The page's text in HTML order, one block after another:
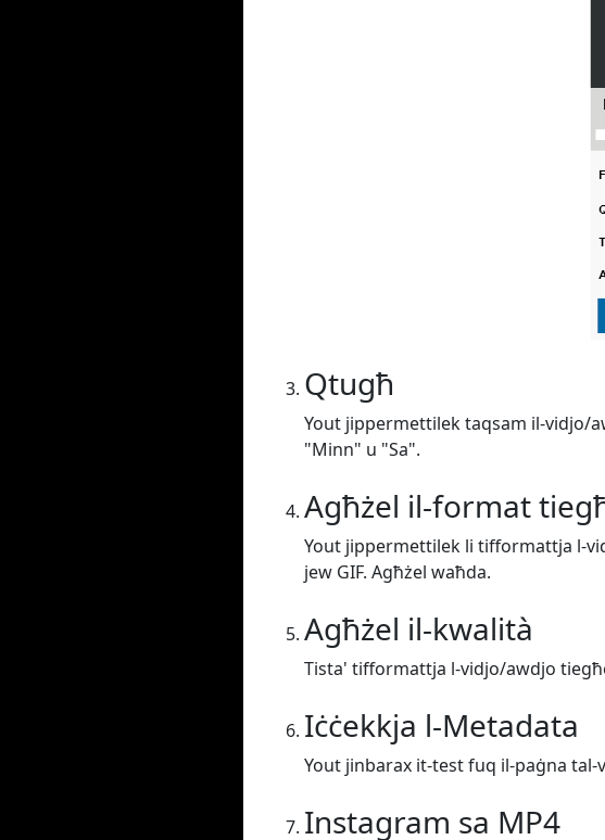
Qtugħ
Yout jippermettilek taqsam il-vidjo/
"Minn" u "Sa".
Agħżel il-format
Yout jippermettilek li tifformattja l-
jew GIF. Agħżel waħda.
Agħżel il-kwalità
Tista' tifformattja l-vidjo/awdjo
Iċċekkja l-Metadata
Yout jinbarax it-test fuq il-paġna
Instagram sa MP4